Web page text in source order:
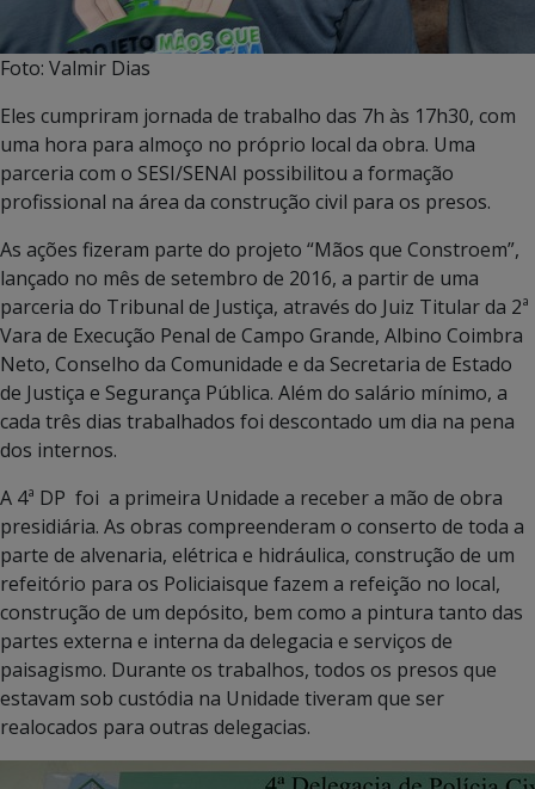
Foto: Valmir Dias
Eles cumpriram jornada de trabalho das 7h às 17h30, com
uma hora para almoço no próprio local da obra. Uma
parceria com o SESI/SENAI possibilitou a formação
profissional na área da construção civil para os presos.
As ações fizeram parte do projeto “Mãos que Constroem”,
lançado no mês de setembro de 2016, a partir de uma
parceria do Tribunal de Justiça, através do Juiz Titular da 2ª
Vara de Execução Penal de Campo Grande, Albino Coimbra
Neto, Conselho da Comunidade e da Secretaria de Estado
de Justiça e Segurança Pública. Além do salário mínimo, a
cada três dias trabalhados foi descontado um dia na pena
dos internos.
A 4ª DP foi a primeira Unidade a receber a mão de obra
presidiária. As obras compreenderam o conserto de toda a
parte de alvenaria, elétrica e hidráulica, construção de um
refeitório para os Policiaisque fazem a refeição no local,
construção de um depósito, bem como a pintura tanto das
partes externa e interna da delegacia e serviços de
paisagismo. Durante os trabalhos, todos os presos que
estavam sob custódia na Unidade tiveram que ser
realocados para outras delegacias.